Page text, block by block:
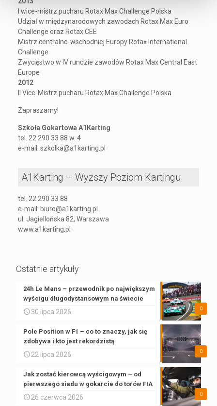
I wice-mistrz pucharu Rotax Max Challenge Polska
Udział w międzynarodowych zawodach Rotax Max Euro
Challenge oraz Rotax CEE
Mistrz centralno-wschodniej Europy Rotax International
Challenge
Zwycięstwo w IV rundzie zawodów Rotax Max Central East
Europe
2012
II Vice-Mistrz pucharu Rotax Max Challenge Polska
Zapraszamy!
Szkoła Gokartowa A1Karting
tel. 22 290 33 88 w. 4
e-mail: szkolka@a1karting.pl
A1Karting – Wyższy Poziom Kartingu
tel. 22 290 33 88
e-mail: biuro@a1karting.pl
ul. Jagiellońska 82, Warszawa
www.a1karting.pl
Ostatnie artykuły
0
24h Le Mans – przewodnik po największym
wyścigu długodystansowym na świecie
30 lipca 2026
0
Pole Position w F1 – co to znaczy, jak się
zdobywa i kto jest rekordzistą
22 lipca 2026
0
Jak zostać kierowcą wyścigowym – od
pierwszego siadu w gokarcie do torów FIA
26 czerwca 2026